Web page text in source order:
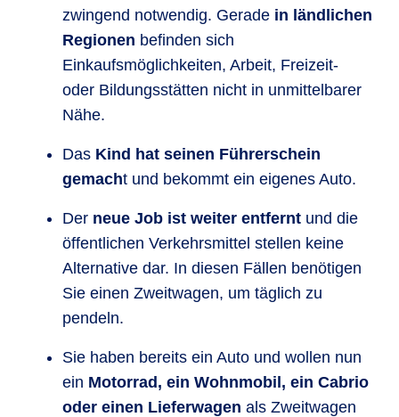
zwingend notwendig. Gerade in ländlichen
Regionen befinden sich
Einkaufsmöglichkeiten, Arbeit, Freizeit-
oder Bildungsstätten nicht in unmittelbarer
Nähe.
Das Kind hat seinen Führerschein
gemacht und bekommt ein eigenes Auto.
Der neue Job ist weiter entfernt und die
öffentlichen Verkehrsmittel stellen keine
Alternative dar. In diesen Fällen benötigen
Sie einen Zweitwagen, um täglich zu
pendeln.
Sie haben bereits ein Auto und wollen nun
ein Motorrad, ein Wohnmobil, ein Cabrio
oder einen Lieferwagen als Zweitwagen